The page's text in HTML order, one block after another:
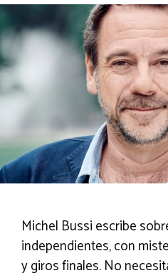
Michel Bussi escribe
independientes, con
y giros finales. No